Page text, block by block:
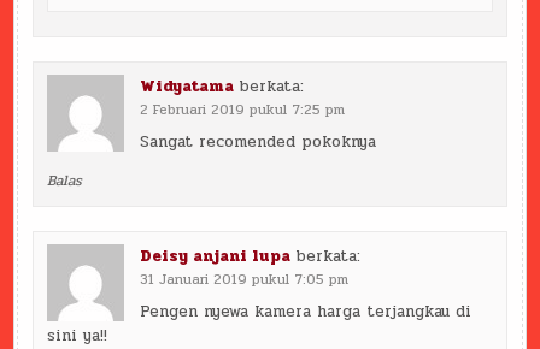
Widyatama berkata:
2 Februari 2019 pukul 7:25 pm
Sangat recomended pokoknya
Balas
Deisy anjani lupa berkata:
31 Januari 2019 pukul 7:05 pm
Pengen nyewa kamera harga terjangkau di
sini ya!!